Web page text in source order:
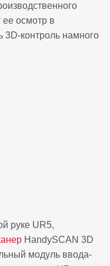
ее осмотр в
3D-контроль намного
руке UR5,
HandySCAN 3D
модуль ввода-